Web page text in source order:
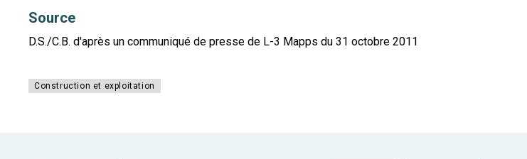
Source
D.S./C.B. d'après un communiqué de presse de L-3 Mapps du 31 octobre 2011
Construction et exploitation